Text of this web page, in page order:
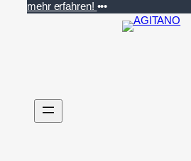
mehr erfahren! •••